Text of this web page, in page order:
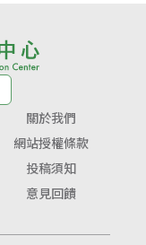
關於我們
網站授權條款
投稿須知
意見回饋